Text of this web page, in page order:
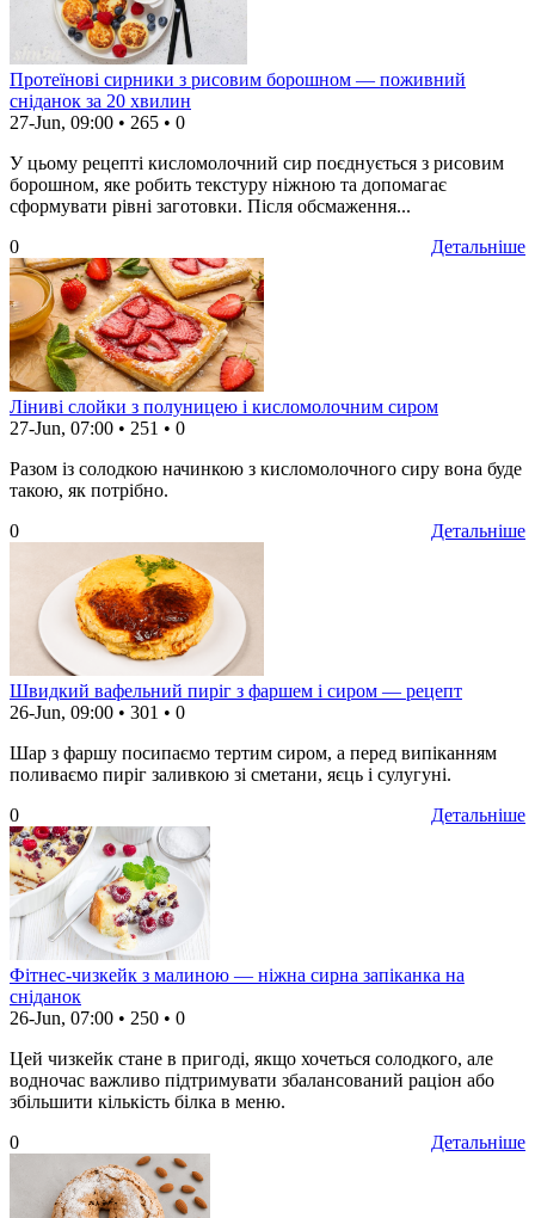
Протеїнові сирники з рисовим борошном — поживний
сніданок за 20 хвилин
27-Jun, 09:00 • 265 • 0
У цьому рецепті кисломолочний сир поєднується з рисовим
борошном, яке робить текстуру ніжною та допомагає
сформувати рівні заготовки. Після обсмаження...
Детальніше
0
Ліниві слойки з полуницею і кисломолочним сиром
27-Jun, 07:00 • 251 • 0
Разом із солодкою начинкою з кисломолочного сиру вона буде
такою, як потрібно.
Детальніше
0
Швидкий вафельний пиріг з фаршем і сиром — рецепт
26-Jun, 09:00 • 301 • 0
Шар з фаршу посипаємо тертим сиром, а перед випіканням
поливаємо пиріг заливкою зі сметани, яєць і сулугуні.
Детальніше
0
Фітнес-чизкейк з малиною — ніжна сирна запіканка на
сніданок
26-Jun, 07:00 • 250 • 0
Цей чизкейк стане в пригоді, якщо хочеться солодкого, але
водночас важливо підтримувати збалансований раціон або
збільшити кількість білка в меню.
Детальніше
0